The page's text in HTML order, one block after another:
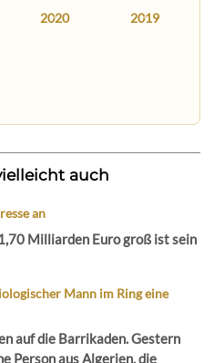
2020 2019
auch
an
Milliarden Euro groß ist sein
Mann im Ring eine
auf die Barrikaden. Gestern
Person aus Algerien, die